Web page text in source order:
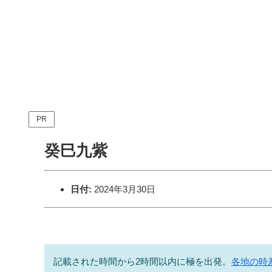
PR
癸巳九紫
日付: 2024年3月30日
記載された時間から2時間以内に極を出発。 各地の時